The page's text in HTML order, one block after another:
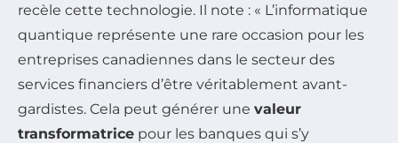
recèle cette technologie. Il note : « L’informatique
quantique représente une rare occasion pour les
entreprises canadiennes dans le secteur des
services financiers d’être véritablement avant-
gardistes. Cela peut générer une valeur
transformatrice pour les banques qui s’y